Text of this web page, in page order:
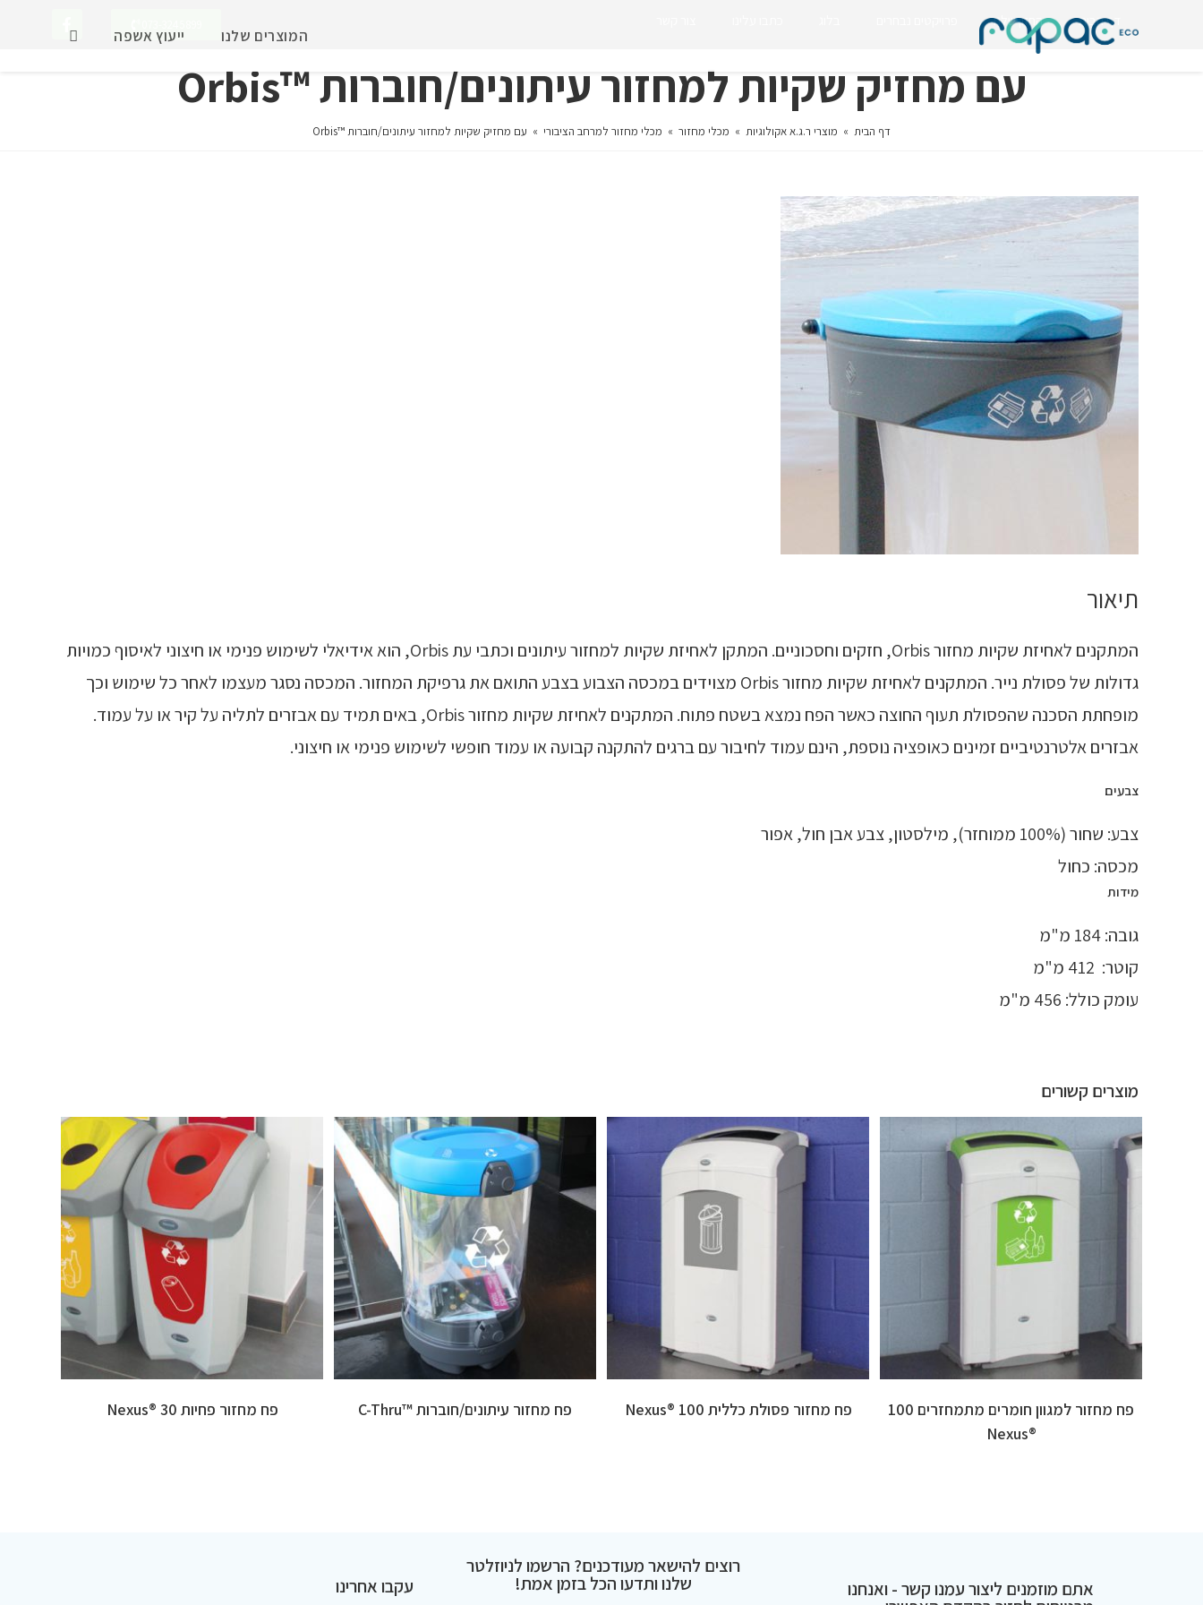
דף הבית החזון שלנו
המוצרים שלנו ייעוץ אשפה
עם מחזיק שקיות למחזור עיתונים/חוברות ™Orbis
דף הבית » מוצרי ר.ג.א אקולוגיות » מכלי מחזור » מכלי מחזור למרחב הציבורי » עם מחזיק שקיות למחזור עיתונים/חוברות ™Orbis
תיאור
המתקנים לאחיזת שקיות מחזור Orbis, חזקים וחסכוניים. המתקן לאחיזת שקיות למחזור עיתונים וכתבי עת Orbis, הוא אידיאלי לשימוש פנימי או חיצוני לאיסוף כמויות
גדולות של פסולת נייר. המתקנים לאחיזת שקיות מחזור Orbis מצוידים במכסה הצבוע בצבע התואם את גרפיקת המחזור. המכסה נסגר מעצמו לאחר כל שימוש וכך
מופחתת הסכנה שהפסולת תעוף החוצה כאשר הפח נמצא בשטח פתוח. המתקנים לאחיזת שקיות מחזור Orbis, באים תמיד עם אבזרים לתליה על קיר או על עמוד.
אבזרים אלטרנטיביים זמינים כאופציה נוספת, הינם עמוד לחיבור עם ברגים להתקנה קבועה או עמוד חופשי לשימוש פנימי או חיצוני.
צבעים
צבע: שחור (100% ממוחזר), מילסטון, צבע אבן חול, אפור
מכסה: כחול
מידות
גובה: 184 מ"מ
קוטר: 412 מ"מ
עומק כולל: 456 מ"מ
מוצרים קשורים
פח מחזור למגוון חומרים מתמחזרים 100
®Nexus
פח מחזור פסולת כללית 100 ®Nexus פח מחזור עיתונים/חוברות ™C-Thru פח מחזור פחיות 30 ®Nexus
אתם מוזמנים ליצור עמנו קשר - ואנחנו
רוצים להישאר מעודכנים? הרשמו לניוזלטר
שלנו ותדעו הכל בזמן אמת! עקבו אחרינו